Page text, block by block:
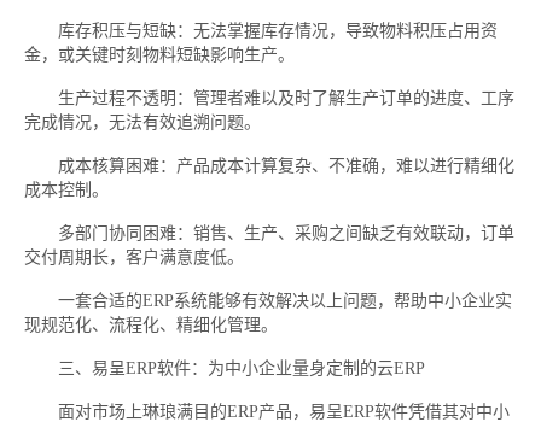
库存积压与短缺：无法掌握库存情况，导致物料积压占用资
金，或关键时刻物料短缺影响生产。
生产过程不透明：管理者难以及时了解生产订单的进度、工序
完成情况，无法有效追溯问题。
成本核算困难：产品成本计算复杂、不准确，难以进行精细化
成本控制。
多部门协同困难：销售、生产、采购之间缺乏有效联动，订单
交付周期长，客户满意度低。
一套合适的ERP系统能够有效解决以上问题，帮助中小企业实
现规范化、流程化、精细化管理。
三、易呈ERP软件：为中小企业量身定制的云ERP
面对市场上琳琅满目的ERP产品，易呈ERP软件凭借其对中小